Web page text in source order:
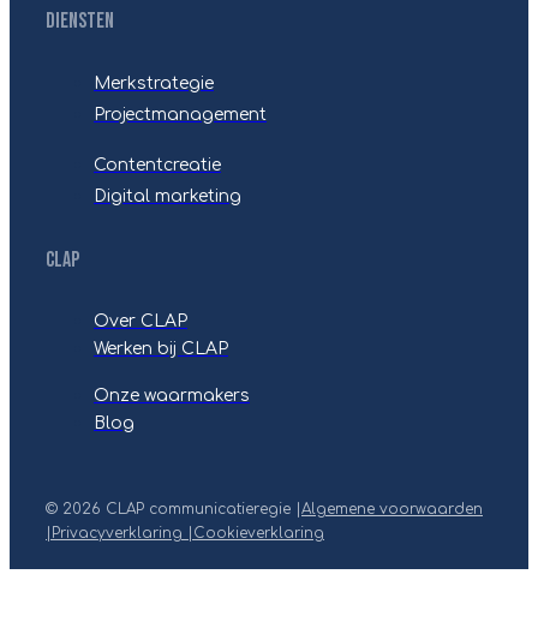
Diensten
Merkstrategie
Projectmanagement
Contentcreatie
Digital marketing
CLAP
Over CLAP
Werken bij CLAP
Onze waarmakers
Blog
© 2026 CLAP communicatieregie | Algemene voorwaarden
Privacyverklaring | Cookieverklaring